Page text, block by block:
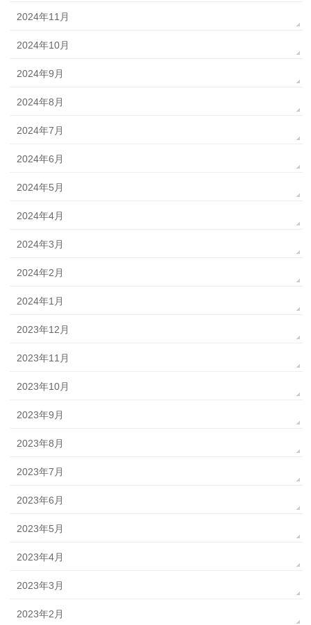
2024年11月
2024年10月
2024年9月
2024年8月
2024年7月
2024年6月
2024年5月
2024年4月
2024年3月
2024年2月
2024年1月
2023年12月
2023年11月
2023年10月
2023年9月
2023年8月
2023年7月
2023年6月
2023年5月
2023年4月
2023年3月
2023年2月